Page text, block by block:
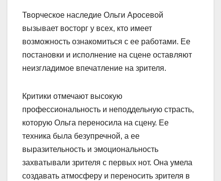
Творческое наследие Ольги Аросевой
вызывает восторг у всех, кто имеет
возможность ознакомиться с ее работами. Ее
постановки и исполнение на сцене оставляют
неизгладимое впечатление на зрителя.
Критики отмечают высокую
профессиональность и неподдельную страсть,
которую Ольга переносила на сцену. Ее
техника была безупречной, а ее
выразительность и эмоциональность
захватывали зрителя с первых нот. Она умела
создавать атмосферу и переносить зрителя в